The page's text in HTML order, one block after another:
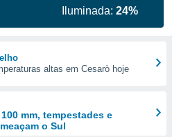
Iluminada:24%
altas em Cesarò hoje
mm, tempestades e
o Sul